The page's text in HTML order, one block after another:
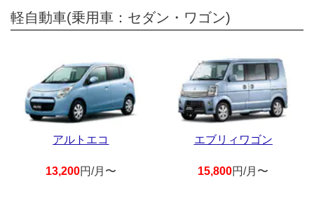
軽自動車(乗用車：セダン・ワゴン)
アルトエコ
13,200円/月〜
エブリィワゴン
15,800円/月〜